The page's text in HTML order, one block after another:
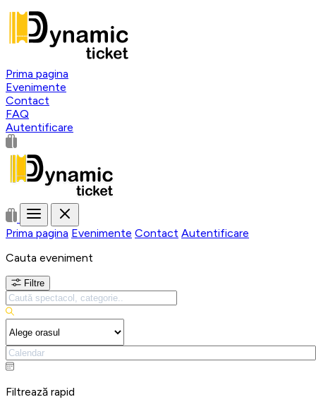
Prima pagina
Evenimente
Contact
FAQ
Autentificare
Prima pagina Evenimente Contact Autentificare
Cauta eveniment
Filtre
Filtrează rapid